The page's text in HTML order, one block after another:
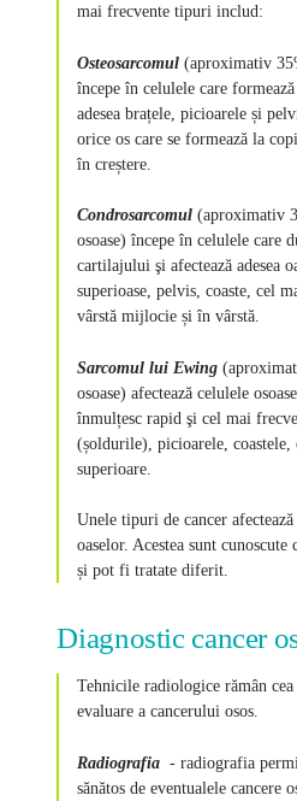
mai frecvente tipuri includ:
Osteosarcomul(aproximativ
începe în celulele care
adesea brațele, picioarele și
orice os care se formează la
în creștere.
Condrosarcomul(aproximativ
osoase) începe în celulele care
cartilajului şi afectează adesea
superioase, pelvis, coaste, cel
vârstă mijlocie și în vârstă.
Sarcomul lui Ewing
osoase) afectează celulele
înmulțesc rapid şi cel mai
(șoldurile), picioarele, coastele,
superioare.
Unele tipuri de cancer
oaselor. Acestea sunt
și pot fi tratate diferit.
Diagnostic cancer
Tehnicile radiologice rămân
evaluare a cancerului osos.
Radiografia- radiografia
sănătos de eventualele cancere